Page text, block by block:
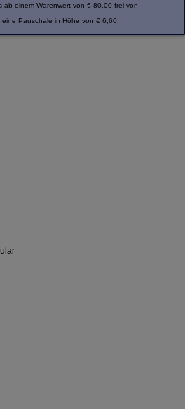
ab einem Warenwert von € 80,00 frei von
Pauschale in Höhe von € 6,60.